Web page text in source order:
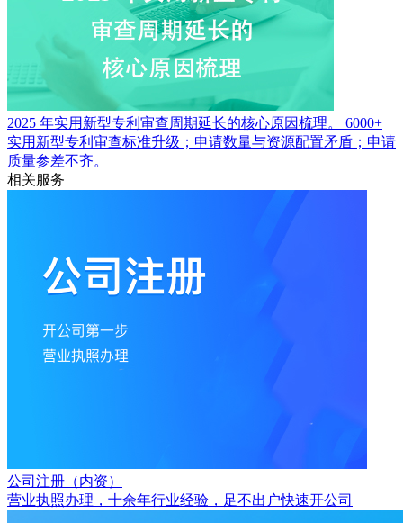
2025 年实用新型专利审查周期延长的核心原因梳理。
6000+
实用新型专利审查标准升级；申请数量与资源配置矛盾；申请
质量参差不齐。
相关服务
公司注册（内资）
营业执照办理，十余年行业经验，足不出户快速开公司